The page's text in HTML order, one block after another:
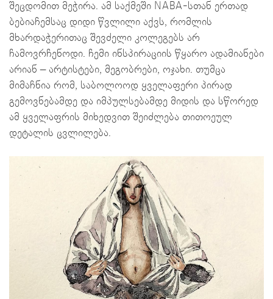
შეცდომით მეჭირა. ამ საქმეში NABA-სთან ერთად
ბებიაჩემსაც დიდი წვლილი აქვს, რომლის
მხარდაჭერითაც შევძელი კოლეგებს არ
ჩამოვრჩენოდი. ჩემი ინსპირაციის წყარო ადამიანები
არიან – არტისტები, მეგობრები, ოჯახი. თუმცა
მიმაჩნია რომ, საბოლოოდ ყველაფერი პირად
გემოვნებამდე და იმპულსებამდე მიდის და სწორედ
ამ ყველაფრის მიხედვით შეიძლება თითოეულ
დეტალის ცვლილება.